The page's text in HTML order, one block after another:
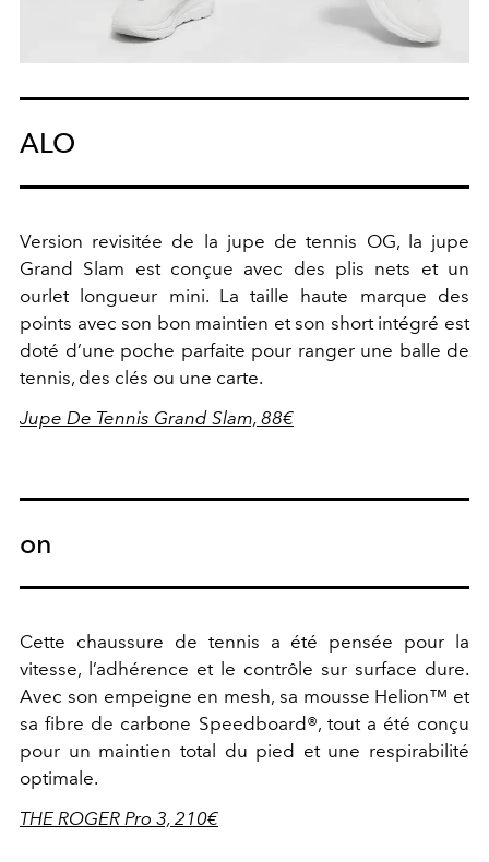
ALO
Version revisitée de la jupe de tennis OG, la jupe
Grand Slam est conçue avec des plis nets et un
ourlet longueur mini. La taille haute marque des
points avec son bon maintien et son short intégré est
doté d’une poche parfaite pour ranger une balle de
tennis, des clés ou une carte.
Jupe De Tennis Grand Slam, 88€
on
Cette chaussure de tennis a été pensée pour la
vitesse, l’adhérence et le contrôle sur surface dure.
Avec son empeigne en mesh, sa mousse Helion™ et
sa fibre de carbone Speedboard®, tout a été conçu
pour un maintien total du pied et une respirabilité
optimale.
THE ROGER Pro 3, 210€